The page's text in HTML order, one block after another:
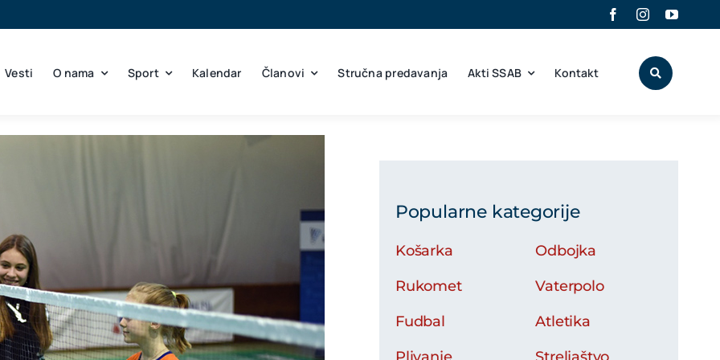
Vesti O nama Sport Kalendar Članovi Stručna predavanja Akti SSAB Kontakt
Popularne kategorije
Košarka
Rukomet
Fudbal
Odbojka
Vaterpolo
Atletika